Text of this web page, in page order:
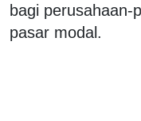
bagi perusahaan-
pasar modal.